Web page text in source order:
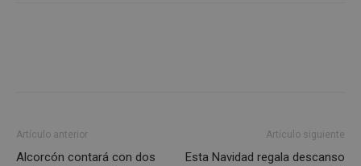
Artículo anterior
Alcorcón contará con dos
Artículo siguiente
Esta Navidad regala descanso
El sitio web no se puede utilizar correctamente sin
las cookies estrictamente necesarias.